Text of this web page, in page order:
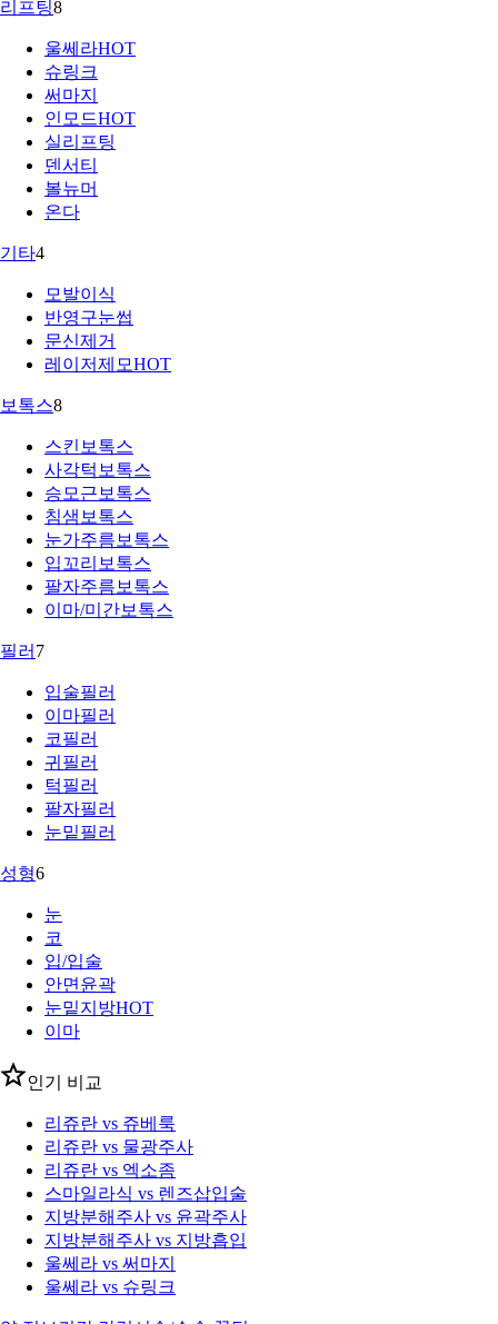
리프팅8
울쎄라HOT
슈링크
써마지
인모드HOT
실리프팅
덴서티
볼뉴머
온다
기타4
모발이식
반영구눈썹
문신제거
레이저제모HOT
보톡스8
스킨보톡스
사각턱보톡스
승모근보톡스
침샘보톡스
눈가주름보톡스
입꼬리보톡스
팔자주름보톡스
이마/미간보톡스
필러 7
입술필러
이마필러
코필러
귀필러
턱필러
팔자필러
눈밑필러
성형6
눈
코
입/입술
안면윤곽
눈밑지방HOT
이마
인기 비교
리쥬란 vs 쥬베룩
리쥬란 vs 물광주사
리쥬란 vs 엑소좀
스마일라식 vs 렌즈삽입술
지방분해주사 vs 윤곽주사
지방분해주사 vs 지방흡입
울쎄라 vs 써마지
울쎄라 vs 슈링크